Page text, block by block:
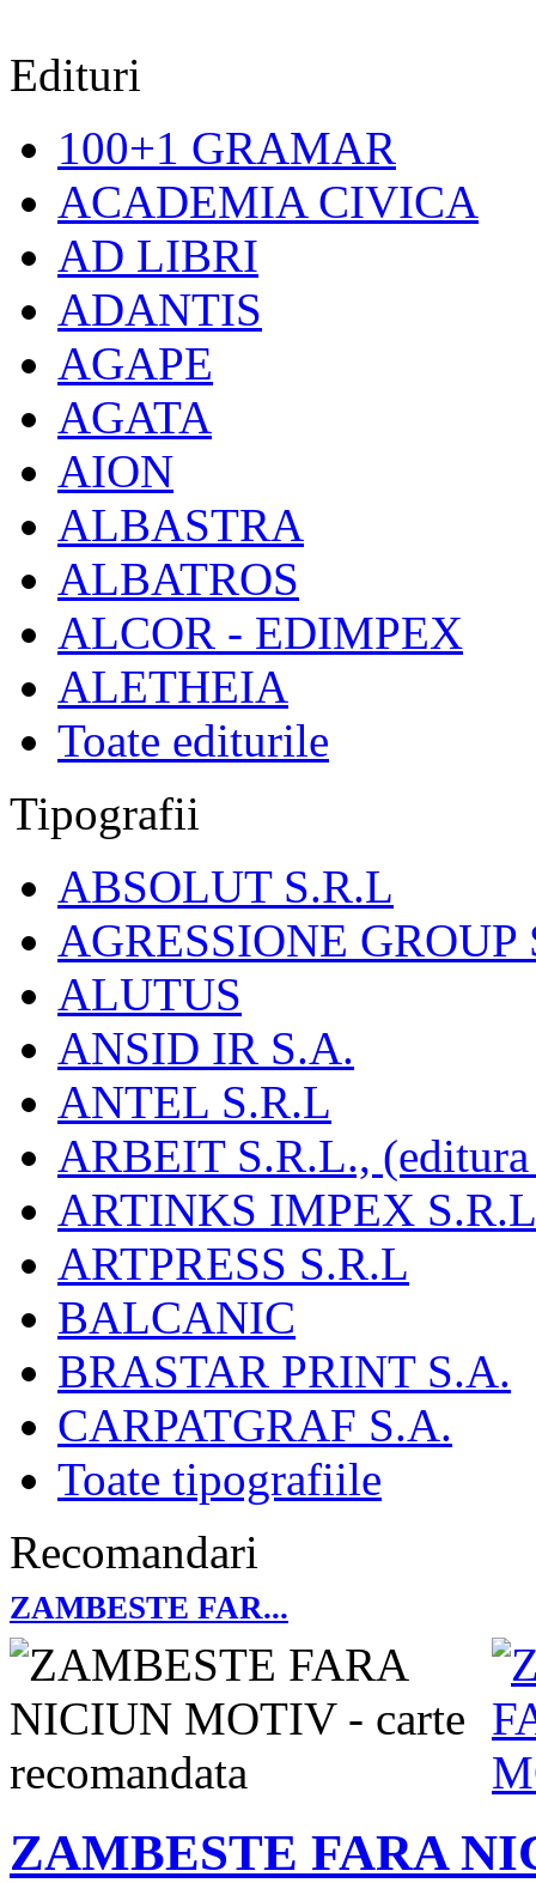
Edituri
100+1 GRAMAR
ACADEMIA CIVICA
AD LIBRI
ADANTIS
AGAPE
AGATA
AION
ALBASTRA
ALBATROS
ALCOR - EDIMPEX
ALETHEIA
Toate editurile
Tipografii
ABSOLUT S.R.L
AGRESSIONE GROUP
ALUTUS
ANSID IR S.A.
ANTEL S.R.L
ARBEIT S.R.L.,
ARTINKS IMPEX
ARTPRESS S.R.L
BALCANIC
BRASTAR PRINT S.A.
CARPATGRAF S.A.
Toate tipografiile
Recomandari
ZAMBESTE FAR...
ZAMBESTE FARA